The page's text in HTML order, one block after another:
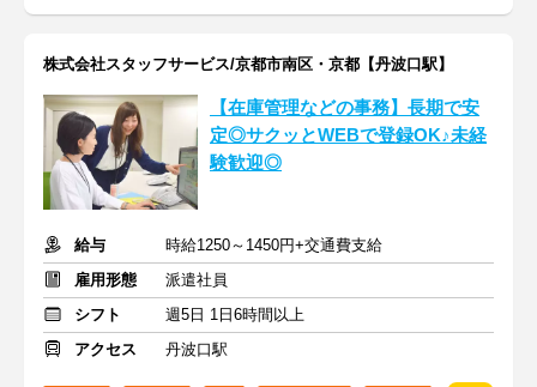
株式会社スタッフサービス/京都市南区・京都【丹波口駅】
【在庫管理などの事務】長期で安
定◎サクッとWEBで登録OK♪未経
験歓迎◎
給与
時給1250～1450円+交通費支給
雇用形態
派遣社員
シフト
週5日 1日6時間以上
アクセス
丹波口駅